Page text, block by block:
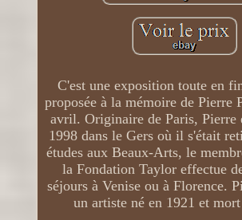
C'est une exposition toute en
proposée à la mémoire de Pierre
avril. Originaire de Paris, Pierre
1998 dans le Gers où il s'était
études aux Beaux-Arts, le
la Fondation Taylor effectue
séjours à Venise ou à Florence.
un artiste né en 1921 et